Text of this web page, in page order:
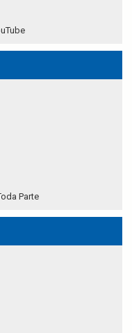
Parte